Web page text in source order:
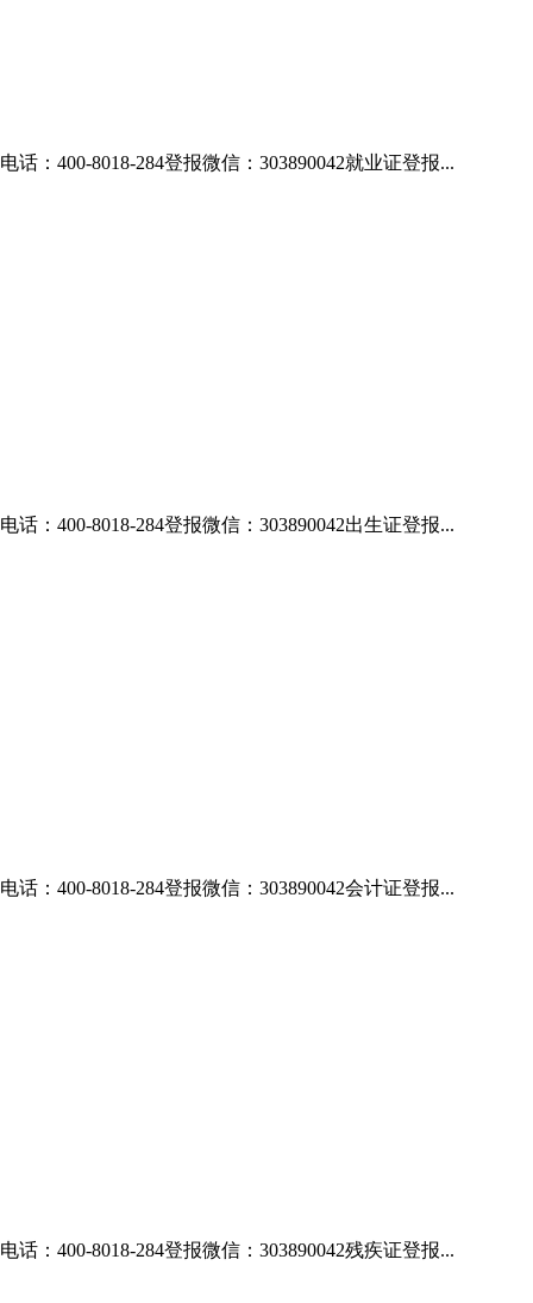
：400-8018-284登报微信：303890042就业证登报...
：400-8018-284登报微信：303890042出生证登报...
：400-8018-284登报微信：303890042会计证登报...
：400-8018-284登报微信：303890042残疾证登报...